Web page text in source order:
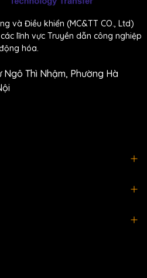
và Điều khiển (MC&TT CO., Ltd)
lĩnh vực Truyền dẫn công nghiệp
hóa.
Ngô Thì Nhậm, Phường Hà